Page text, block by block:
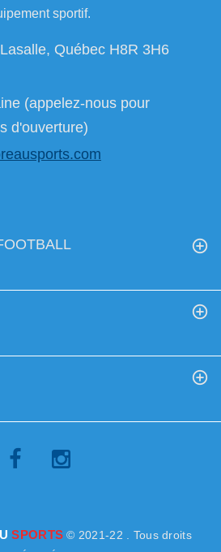
sportif.
Québec H8R 3H6
(appelez-nous pour
d'ouverture)
SPORTS© 2021-22 . Tous droits